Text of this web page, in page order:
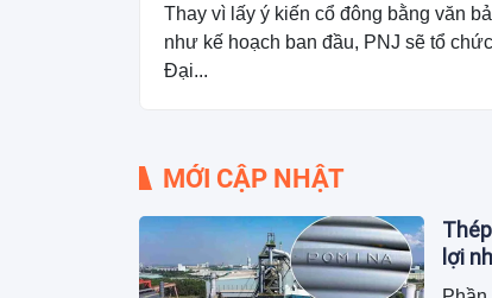
Thay vì lấy ý kiến cổ đông bằng văn
như kế hoạch ban đầu, PNJ sẽ tổ chức
Đại...
MỚI CẬP NHẬT
lợi